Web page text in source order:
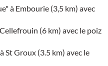
à Embourie (3,5 km) avec
(6 km) avec le poiz
St Groux (3.5 km) avec le